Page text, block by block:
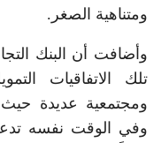
ومتناهية الصغر.
تلك الاتفاقيات
ومجتمعية عديدة
وفي الوقت نفسه